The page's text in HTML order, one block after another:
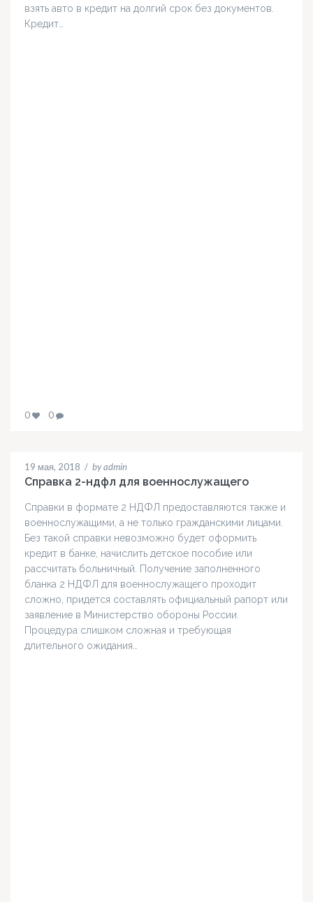
взять авто в кредит на долгий срок без документов.
Кредит…
0 0
19 мая, 2018 / by admin
Справка 2-ндфл для военнослужащего
Справки в формате 2 НДФЛ предоставляются также и
военнослужащими, а не только гражданскими лицами.
Без такой справки невозможно будет оформить
кредит в банке, начислить детское пособие или
рассчитать больничный. Получение заполненного
бланка 2 НДФЛ для военнослужащего проходит
сложно, придется составлять официальный рапорт или
заявление в Министерство обороны России.
Процедура слишком сложная и требующая
длительного ожидания…